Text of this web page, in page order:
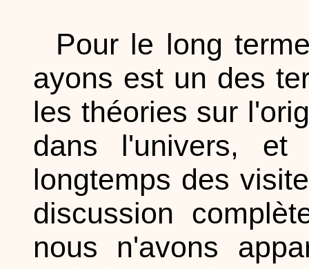
Pour le long
ayons est un des
les théories sur
dans l'univers, et
longtemps des
discussion
nous n'avons